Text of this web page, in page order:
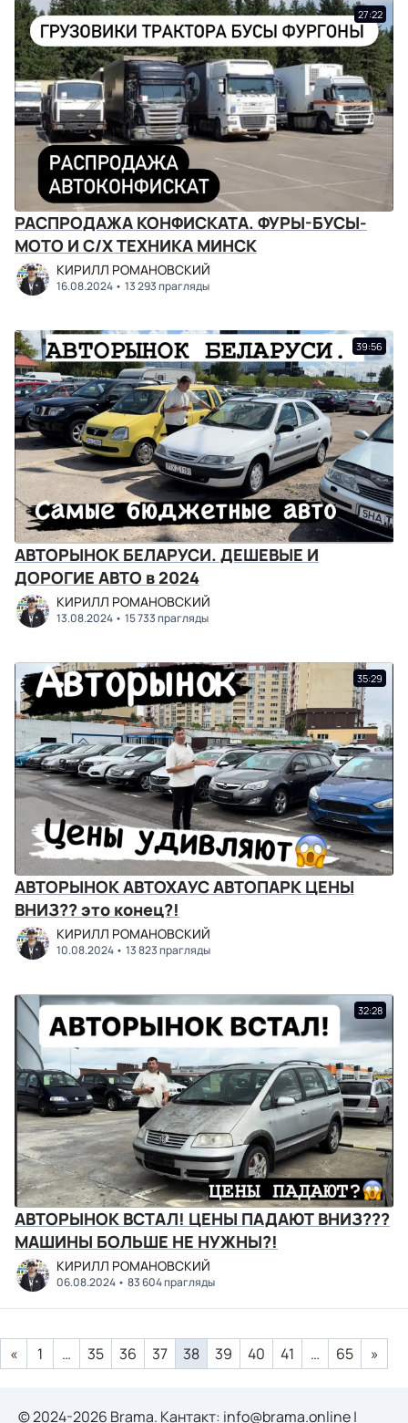
27:22
РАСПРОДАЖА КОНФИСКАТА. ФУРЫ-БУСЫ-
МОТО И С/Х ТЕХНИКА МИНСК
КИРИЛЛ РОМАНОВСКИЙ
16.08.2024 13 293 прагляды
39:56
АВТОРЫНОК БЕЛАРУСИ. ДЕШЕВЫЕ И
ДОРОГИЕ АВТО в 2024
КИРИЛЛ РОМАНОВСКИЙ
13.08.2024 15 733 прагляды
35:29
АВТОРЫНОК АВТОХАУС АВТОПАРК ЦЕНЫ
ВНИЗ?? это конец?!
КИРИЛЛ РОМАНОВСКИЙ
10.08.2024 13 823 прагляды
32:28
АВТОРЫНОК ВСТАЛ! ЦЕНЫ ПАДАЮТ ВНИЗ???
МАШИНЫ БОЛЬШЕ НЕ НУЖНЫ?!
КИРИЛЛ РОМАНОВСКИЙ
06.08.2024 83 604 прагляды
« 1 … 35 36 37 38 39 40 41 … 65 »
© 2024-2026 Brama. Кантакт: info@brama.online|